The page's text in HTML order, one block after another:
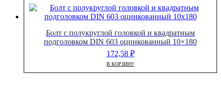
Болт с полукруглой головкой и квадратным
подголовком DIN 603 оцинкованный 10×180
172,58 ₽
В КОРЗИНУ